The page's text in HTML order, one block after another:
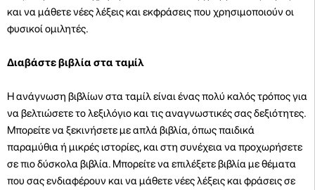
και να μάθετε νέες λέξεις και εκφράσεις που χρησιμοποιούν οι
φυσικοί ομιλητές.
Διαβάστε βιβλία στα ταμίλ
Η ανάγνωση βιβλίων στα ταμίλ είναι ένας πολύ καλός τρόπος για
να βελτιώσετε το λεξιλόγιο και τις αναγνωστικές σας δεξιότητες.
Μπορείτε να ξεκινήσετε με απλά βιβλία, όπως παιδικά
παραμύθια ή μικρές ιστορίες, και στη συνέχεια να προχωρήσετε
σε πιο δύσκολα βιβλία. Μπορείτε να επιλέξετε βιβλία με θέματα
που σας ενδιαφέρουν και να μάθετε νέες λέξεις και φράσεις σε